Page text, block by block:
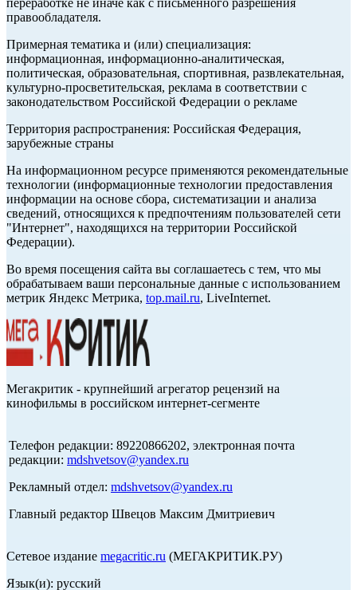
переработке не иначе как с письменного разрешения
правообладателя.
Примерная тематика и (или) специализация:
информационная, информационно-аналитическая,
политическая, образовательная, спортивная, развлекательная,
культурно-просветительская, реклама в соответствии с
законодательством Российской Федерации о рекламе
Территория распространения: Российская Федерация,
зарубежные страны
На информационном ресурсе применяются рекомендательные
технологии (информационные технологии предоставления
информации на основе сбора, систематизации и анализа
сведений, относящихся к предпочтениям пользователей сети
"Интернет", находящихся на территории Российской
Федерации).
Во время посещения сайта вы соглашаетесь с тем, что мы
обрабатываем ваши персональные данные с использованием
метрик Яндекс Метрика, top.mail.ru, LiveInternet.
Мегакритик - крупнейший агрегатор рецензий на
кинофильмы в российском интернет-сегменте
Телефон редакции: 89220866202, электронная почта
редакции: mdshvetsov@yandex.ru
Рекламный отдел: mdshvetsov@yandex.ru
Главный редактор Швецов Максим Дмитриевич
Сетевое издание megacritic.ru (МЕГАКРИТИК.РУ)
Язык(и): русский